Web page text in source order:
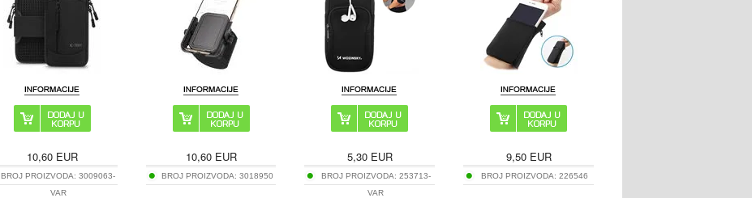
10,60EUR
BROJ PROIZVODA:3009063-
VAR
10,60EUR
BROJ PROIZVODA: 3018950
5,30EUR
BROJ PROIZVODA: 253713-
VAR
9,50EUR
BROJ PROIZVODA:226546